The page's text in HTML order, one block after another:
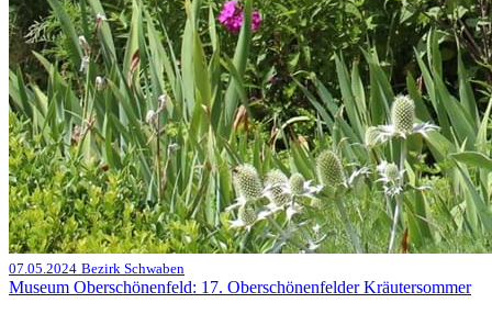
07.05.2024 Bezirk Schwaben
Museum Oberschönenfeld: 17. Oberschönenfelder Kräutersommer